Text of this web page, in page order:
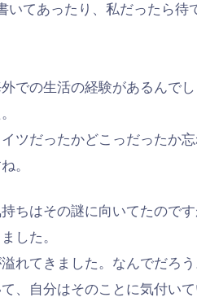
いてあったり、私だったら待
での生活の経験があるんでし
ツだったかどこっだったか
。
ちはその謎に向いてたので
した。
れてきました。なんでだろう
、自分はそのことに気付い